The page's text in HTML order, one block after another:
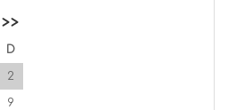
>>
D
2
9